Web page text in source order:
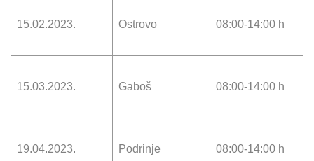
15.02.2023. Ostrovo 08:00-14:00 h
15.03.2023. Gaboš 08:00-14:00 h
19.04.2023. Podrinje 08:00-14:00 h